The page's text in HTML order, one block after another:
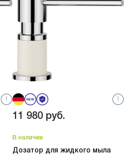
11 980 руб.
В наличии
Дозатор для жидкого мыла